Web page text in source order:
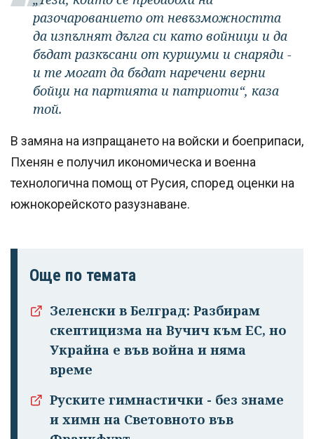
Успешно
профила си!
разочарованието от невъзможността
да изпълнят дълга си като войници и да
бъдат разкъсани от куршуми и снаряди -
и те могат да бъдат наречени верни
бойци на партията и патриоти“, каза
той.
В замяна на изпращането на войски и боеприпаси,
Пхенян е получил икономическа и военна
технологична помощ от Русия, според оценки на
южнокорейското разузнаване.
Още по темата
Зеленски в Белград: Разбирам
скептицизма на Вучич към ЕС, но
Украйна е във война и няма
време
Руските гимнастички - без знаме
и химн на Световното във